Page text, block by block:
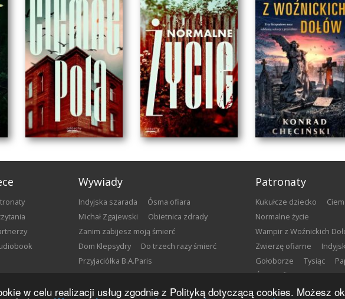
w celu realizacji usług zgodnie z Polityką dotyczącą cookies. Możesz
Klaudiusz Szymańczak Klaudiusz Szymańczak
WAMPIR
DOŁÓW
Wywiady
Indyjska szarada
Ósma ofiara
Michał Zgajewski
Obietnica zdrady
Zanim zabijesz moją śmierć
Dom Klepsydry
Do trzech razy śmierć
Przyjaciółka B.A.Paris
Patronaty
Kukułcze dziecko
Normalne życie
Wampir z Woźnickich
Zwierzę ofiarne
Gołoborze
Tysiąc
Ósma ofiara